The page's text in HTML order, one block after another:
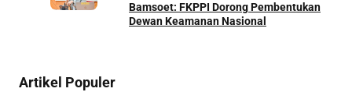
Bamsoet: FKPPI Dorong Pembentukan
Dewan Keamanan Nasional
Artikel Populer